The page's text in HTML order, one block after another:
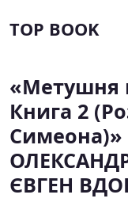
TOP BOOK
«Метушня
Книга 2
ЄВГЕН